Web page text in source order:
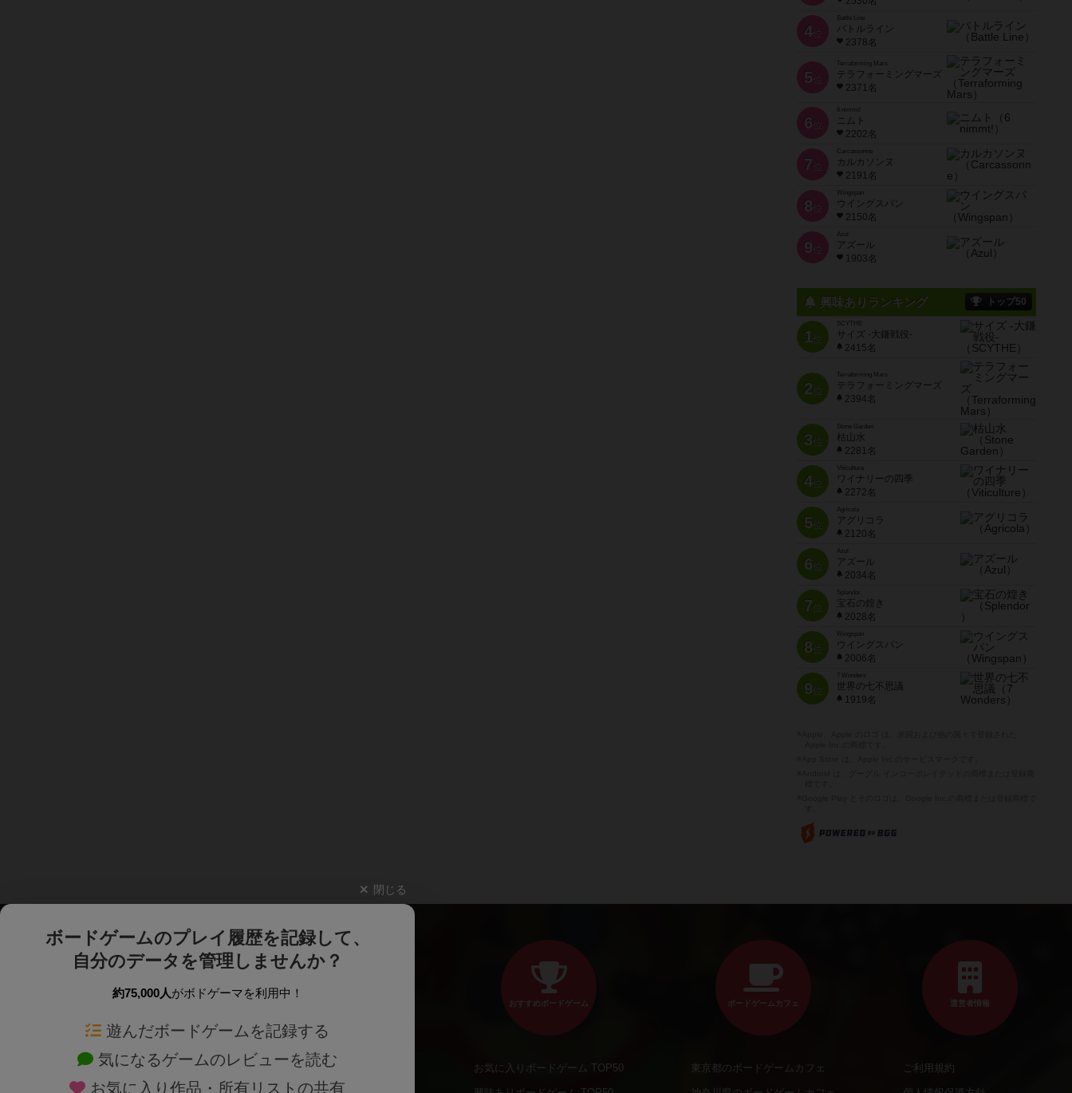
4位
Battle Line
バトルライン
2378名
5 位
Terraforming Mars
テラフォーミングマーズ
2371名
6 位
ニムト
2202名
7 位
Carcassonne
カルカソンヌ
2191名
8 位
Wingspan
ウイングスパン
2150名
9 位
Azul
アズール
1903名
興味ありランキング トップ50
1位
SCYTHE
サイズ -大鎌戦役-
2415名
2位
Terraforming Mars
テラフォーミングマーズ
2394名
3位
Stone Garden
枯山水
2281名
4位
Viticulture
ワイナリーの四季
2272名
5位
Agricola
アグリコラ
2120名
6位
Azul
アズール
2034名
7位
宝石の煌き
2028名
8位
Wingspan
ウイングスパン
2006名
9位
7 Wonders
世界の七不思議
1919名
閉じる
ボードゲームのプレイ履歴を記録して、
自分のデータを管理しませんか？
約75,000人がボドゲーマを利用中！
遊んだボードゲームを記録する
気になるゲームのレビューを読む
お気に入り作品・所有リストの共有
ボードゲームを検索する 新作・再入荷情報
おすすめボードゲーム
お気に入りボードゲーム TOP50
ボードゲームカフェ
東京都のボードゲームカフェ
運営者情報
ご利用規約